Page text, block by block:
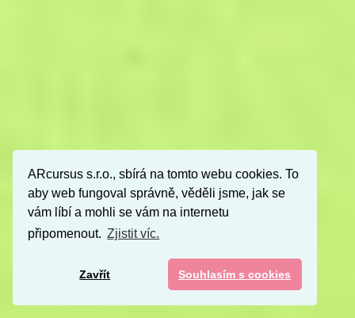
ARcursus s.r.o., sbírá na tomto webu cookies. To
aby web fungoval správně, věděli jsme, jak se
vám líbí a mohli se vám na internetu
připomenout. Zjistit víc.
Zavřít Souhlasím s cookies